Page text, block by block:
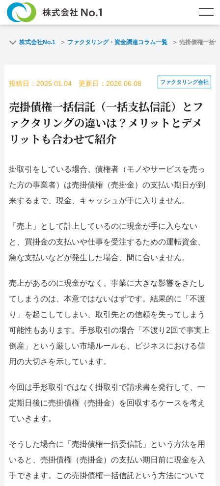
ファクタリングとは？
ファクタリング・資金調達コラム
名古屋支店HP
お電話で
お問合せ
スピード
査定依頼
メールで
お問い合わせ
名古屋支店直通
052-414-4107
福岡支店直通
092-419-2433
おすすめ記事
ファクタリングで通りやすい会社はどういう会社？
株式会社No.1 ファクタリング・資金調達コラム一覧 売掛債権一括
投稿日：2025.01.04 更新日：2026.06.08 ファクタリング会社
売掛債権一括信託（一括支払信託）とフ
ァクタリングの違いは？メリットとデメ
リットも合わせて紹介
掛取引をしている場合、債権者（モノやサービスを売っ
た方の事業者）は売掛債権（売掛金）の支払い期日が到
来するまで、現金、キャッシュが手に入りません。
「売上」として計上しているのに現金が手に入らない
と、買掛金の支払いや仕事を受注するための運転資金、
急な支払いなどが発生した場合、間に合いません。
売上があるのに現金がなく、事業に大きな影響をきたし
てしまうのは、本意ではないはずです。結果的に「不渡
り」を起こしてしまい、取引先との信頼を失ってしまう
可能性もあります。手形取引の場合「不渡り2回で事実上
倒産」という厳しい市場ルールも、ビジネスにおける信
用の大切さを示しています。
今回は手形取引ではなく掛取引で請求書を発行して、一
定期日後に売掛債権（売掛金）を回収するケースを考え
ていきます。
そうした場合に「売掛債権一括委信託」という方法を用
いると、売掛債権（売掛金）の支払い期日前に現金を入
手できます。この売掛債権一括信託という方法について